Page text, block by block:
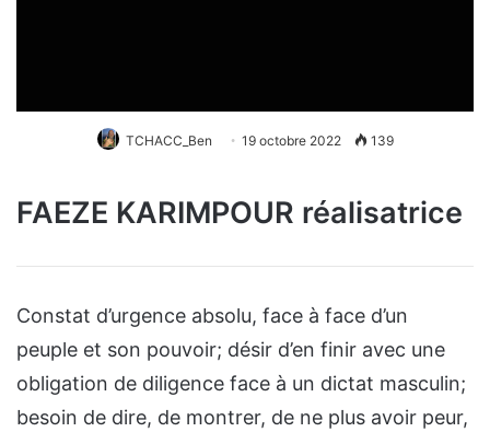
TCHACC_Ben 19 octobre 2022 139
FAEZE KARIMPOUR réalisatrice
Constat d’urgence absolu, face à face d’un
peuple et son pouvoir; désir d’en finir avec une
obligation de diligence face à un dictat masculin;
besoin de dire, de montrer, de ne plus avoir peur,